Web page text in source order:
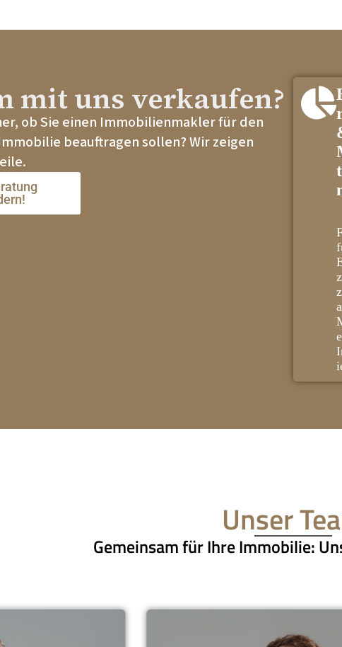
mit uns verkaufen?
ob Sie einen Immobilienmakler für den
beauftragen sollen? Wir zeigen
Unser
Gemeinsam für Ihre Immobilie: